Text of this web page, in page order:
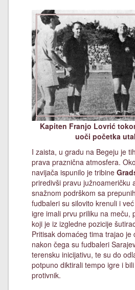
Kapiten Franjo Lovrić
uoči početka
I zaista, u gradu na Begeju je
prava praznična atmosfera.
navijača ispunilo je tribine
priredivši pravu južnoameričku
snažnom podrškom sa
fudbaleri su silovito krenuli i
igre imali prvu priliku na meču,
koji je iz izgledne pozicije
Pritisak domaćeg tima trajao je
nakon čega su fudbaleri
terensku inicijativu, te su do
potpuno diktirali tempo igre i
protivnik.